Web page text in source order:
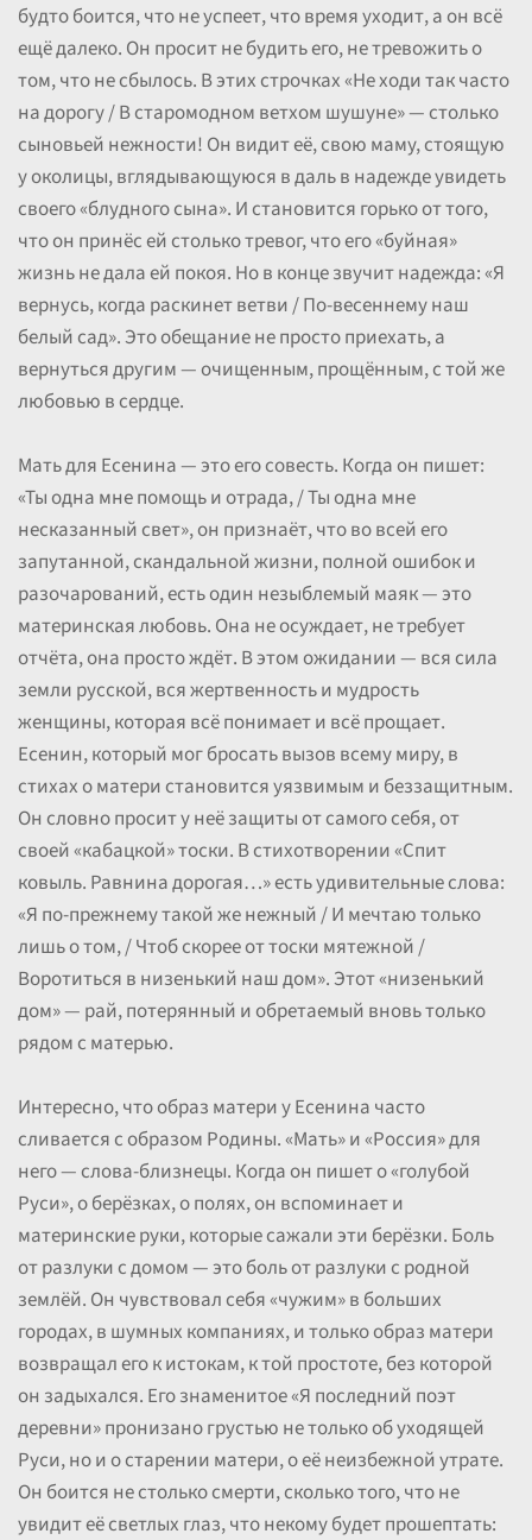
будто боится, что не успеет, что время уходит, а он всё
ещё далеко. Он просит не будить его, не тревожить о
том, что не сбылось. В этих строчках «Не ходи так часто
на дорогу / В старомодном ветхом шушуне» — столько
сыновьей нежности! Он видит её, свою маму, стоящую
у околицы, вглядывающуюся в даль в надежде увидеть
своего «блудного сына». И становится горько от того,
что он принёс ей столько тревог, что его «буйная»
жизнь не дала ей покоя. Но в конце звучит надежда: «Я
вернусь, когда раскинет ветви / По-весеннему наш
белый сад». Это обещание не просто приехать, а
вернуться другим — очищенным, прощённым, с той же
любовью в сердце.
Мать для Есенина — это его совесть. Когда он пишет:
«Ты одна мне помощь и отрада, / Ты одна мне
несказанный свет», он признаёт, что во всей его
запутанной, скандальной жизни, полной ошибок и
разочарований, есть один незыблемый маяк — это
материнская любовь. Она не осуждает, не требует
отчёта, она просто ждёт. В этом ожидании — вся сила
земли русской, вся жертвенность и мудрость
женщины, которая всё понимает и всё прощает.
Есенин, который мог бросать вызов всему миру, в
стихах о матери становится уязвимым и беззащитным.
Он словно просит у неё защиты от самого себя, от
своей «кабацкой» тоски. В стихотворении «Спит
ковыль. Равнина дорогая…» есть удивительные слова:
«Я по-прежнему такой же нежный / И мечтаю только
лишь о том, / Чтоб скорее от тоски мятежной /
Воротиться в низенький наш дом». Этот «низенький
дом» — рай, потерянный и обретаемый вновь только
рядом с матерью.
Интересно, что образ матери у Есенина часто
сливается с образом Родины. «Мать» и «Россия» для
него — слова-близнецы. Когда он пишет о «голубой
Руси», о берёзках, о полях, он вспоминает и
материнские руки, которые сажали эти берёзки. Боль
от разлуки с домом — это боль от разлуки с родной
землёй. Он чувствовал себя «чужим» в больших
городах, в шумных компаниях, и только образ матери
возвращал его к истокам, к той простоте, без которой
он задыхался. Его знаменитое «Я последний поэт
деревни» пронизано грустью не только об уходящей
Руси, но и о старении матери, о её неизбежной утрате.
Он боится не столько смерти, сколько того, что не
увидит её светлых глаз, что некому будет прошептать: